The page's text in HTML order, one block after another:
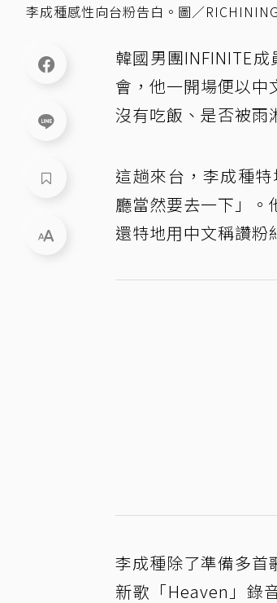
李成種感性向台粉告白。圖／
韓國男團INFINITE
會，他一開場便以中
沒有吃飯、是否被雨
這趟來台，李成種
廳當然要去一下」。
還特地用中文稱讚粉
李成種除了準備多首
新歌「Heaven」錄